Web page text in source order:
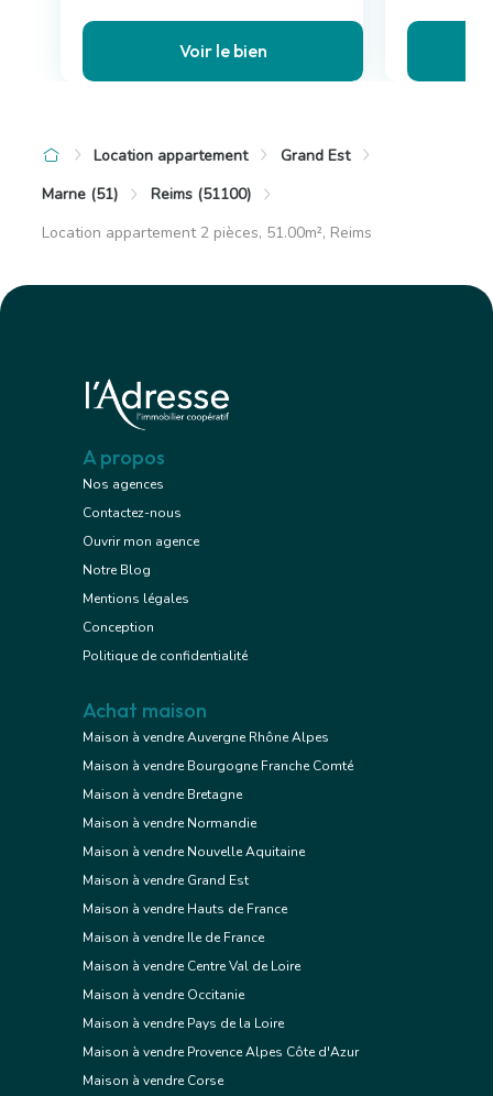
Voir le bien
Location appartement
Grand Est
Marne (51)
Reims (51100)
Location appartement 2 pièces, 51.00m², Reims
A propos
Nos agences
Contactez-nous
Ouvrir mon agence
Notre Blog
Mentions légales
Conception
Politique de confidentialité
Achat maison
Maison à vendre Auvergne Rhône Alpes
Maison à vendre Bourgogne Franche Comté
Maison à vendre Bretagne
Maison à vendre Normandie
Maison à vendre Nouvelle Aquitaine
Maison à vendre Grand Est
Maison à vendre Hauts de France
Maison à vendre Ile de France
Maison à vendre Centre Val de Loire
Maison à vendre Occitanie
Maison à vendre Pays de la Loire
Maison à vendre Provence Alpes Côte d'Azur
Maison à vendre Corse